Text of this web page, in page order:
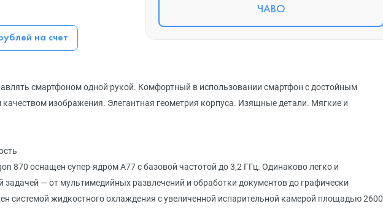
на счет
ЧАВО
смартфоном одной рукой. Комфортный в использовании смартфон с достойным
изображения. Элегантная геометрия корпуса. Изящные детали. Мягкие и
870 оснащен супер-ядром A77 с базовой частотой до 3,2 ГГц. Одинаково легко и
задачей — от мультимедийных развлечений и обработки документов до графически
системой жидкостного охлаждения с увеличенной испарительной камерой площадью 2600